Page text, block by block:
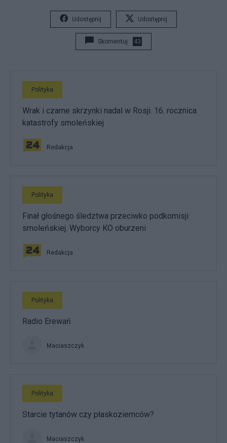
Udostępnij Udostępnij
Skomentuj 43
Polityka
Wrak i czarne skrzynki nadal w Rosji. 16. rocznica
katastrofy smoleńskiej
Redakcja
Polityka
Finał głośnego śledztwa przeciwko podkomisji
smoleńskiej. Wyborcy KO oburzeni
Redakcja
Polityka
Radio Erewań
Maciaszczyk
Polityka
Starcie tytanów czy płaskoziemców?
Maciaszczyk